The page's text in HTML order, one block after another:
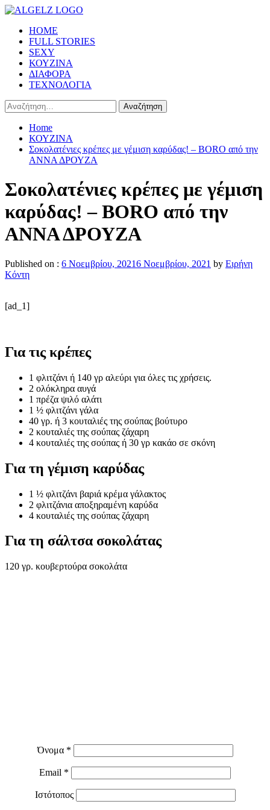
Skip
content
Primary
Menu
HOME
FULL STORIES
SEXY
ΚΟΥΖΙΝΑ
ΔΙΑΦΟΡΑ
ΤΕΧΝΟΛΟΓΙΑ
Αναζήτηση
για:
Home
ΚΟΥΖΙΝΑ
Σοκολατένιες κρέπες με γέμιση καρύδας! – BORO από την
ΑΝΝΑ ΔΡΟΥΖΑ
Σοκολατένιες κρέπες με γέμιση
καρύδας! – BORO από την
ΑΝΝΑ ΔΡΟΥΖΑ
Published on : 6 Νοεμβρίου, 20216 Νοεμβρίου, 2021 by Ειρήνη
Κόντη
[ad_1]
Για τις κρέπες
1 φλιτζάνι ή 140 γρ αλεύρι για όλες τις χρήσεις.
2 ολόκληρα αυγά
1 πρέζα ψιλό αλάτι
1 ½ φλιτζάνι γάλα
40 γρ. ή 3 κουταλιές της σούπας βούτυρο
2 κουταλιές της σούπας ζάχαρη
4 κουταλιές της σούπας ή 30 γρ κακάο σε σκόνη
Για τη γέμιση καρύδας
1 ½ φλιτζάνι βαριά κρέμα γάλακτος
2 φλιτζάνια αποξηραμένη καρύδα
4 κουταλιές της σούπας ζάχαρη
Για τη σάλτσα σοκολάτας
120 γρ. κουβερτούρα σοκολάτα
Όνομα *
Email *
Ιστότοπος